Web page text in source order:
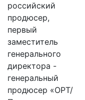
российский
продюсер,
первый
заместитель
генерального
директора -
генеральный
продюсер «ОРТ/